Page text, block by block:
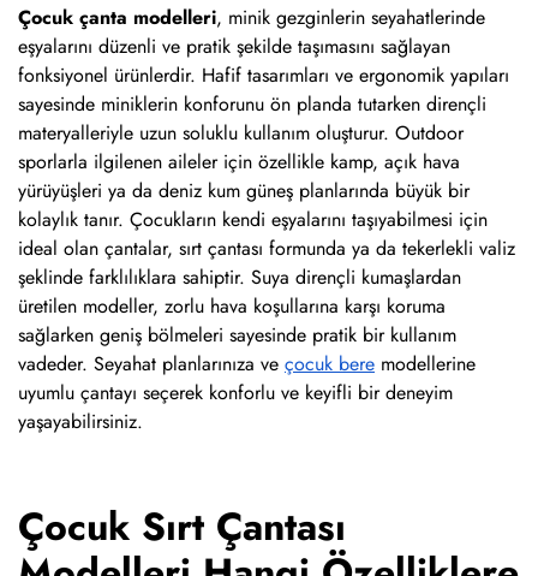
Çocuk çanta modelleri, minik gezginlerin seyahatlerinde
eşyalarını düzenli ve pratik şekilde taşımasını sağlayan
fonksiyonel ürünlerdir. Hafif tasarımları ve ergonomik yapıları
sayesinde miniklerin konforunu ön planda tutarken dirençli
materyalleriyle uzun soluklu kullanım oluşturur. Outdoor
sporlarla ilgilenen aileler için özellikle kamp, açık hava
yürüyüşleri ya da deniz kum güneş planlarında büyük bir
kolaylık tanır. Çocukların kendi eşyalarını taşıyabilmesi için
ideal olan çantalar, sırt çantası formunda ya da tekerlekli valiz
şeklinde farklılıklara sahiptir. Suya dirençli kumaşlardan
üretilen modeller, zorlu hava koşullarına karşı koruma
sağlarken geniş bölmeleri sayesinde pratik bir kullanım
vadeder. Seyahat planlarınıza ve çocuk bere modellerine
uyumlu çantayı seçerek konforlu ve keyifli bir deneyim
yaşayabilirsiniz.
Çocuk Sırt Çantası